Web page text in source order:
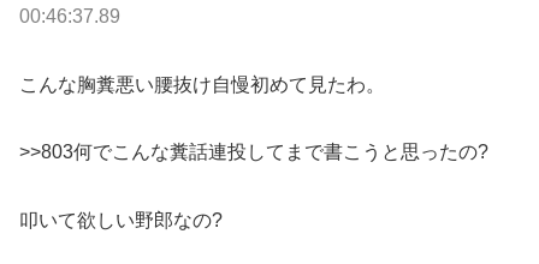
00:46:37.89
こんな胸糞悪い腰抜け自慢初めて見たわ。
>>803何でこんな糞話連投してまで書こうと思ったの?
叩いて欲しい野郎なの?